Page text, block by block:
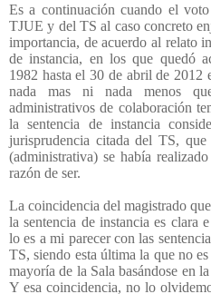
Es a continuación cuando el
TJUE y del TS al caso concreto
importancia, de acuerdo al relato
de instancia, en los que quedó
1982 hasta el 30 de abril de 2012
nada mas ni nada menos
administrativos de colaboración
la sentencia de instancia
jurisprudencia citada del TS,
(administrativa) se había
razón de ser.
La coincidencia del magistrado
la sentencia de instancia es clara
lo es a mi parecer con las
TS, siendo esta última la que no
mayoría de la Sala basándose en
Y esa coincidencia, no lo